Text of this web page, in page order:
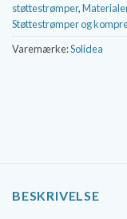
støttestrømper,
Støttestrømper og
Varemærke:Solidea
BESKRIVELSE